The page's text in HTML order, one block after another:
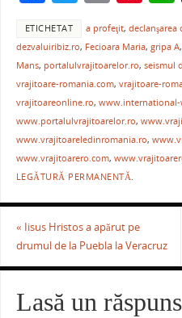
a
c
e
b
o
o
k
itt
er
m
ai
l
nt
er
e
st
ETICHETAT a profeţit,declanşarea
dezvaluiribiz.ro, Fecioara Maria, gripa A,
Mans, portalulvrajitoarelor.ro, seismul
vrajitoare-romania.com, vrajitoare-
vrajitoareonline.ro, www.international-
www.portalulvrajitoarelor.ro,
www.vrajitoareledinromania.ro,
www.vrajitoarero.com,
LEGĂTURĂ PERMANENTĂ.
« Iisus Hristos a apărut pe
drumul de la Puebla la Veracruz
Lasă un răspuns